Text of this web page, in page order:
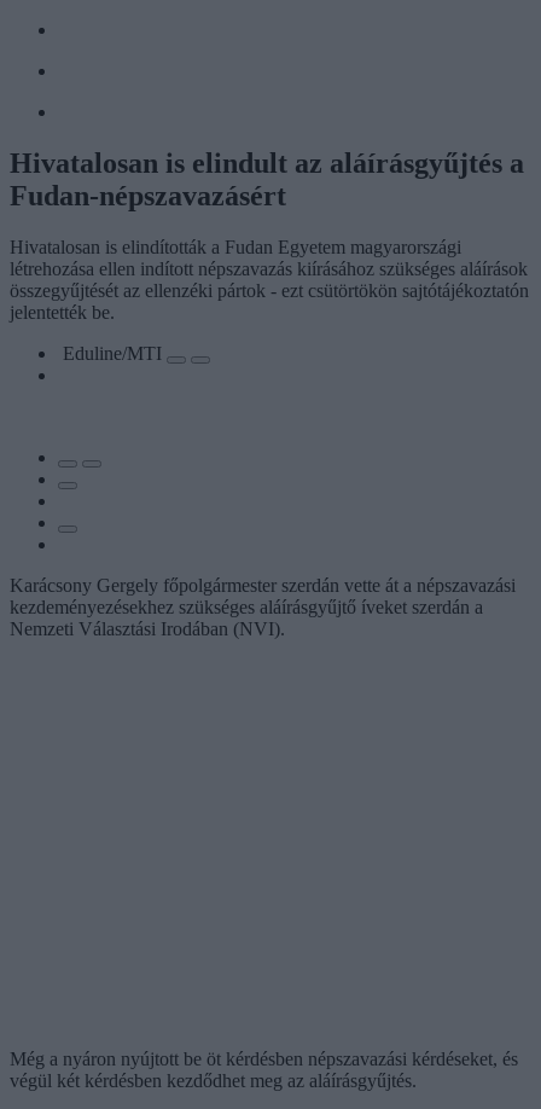
Hivatalosan is elindult az aláírásgyűjtés a
Fudan-népszavazásért
Hivatalosan is elindították a Fudan Egyetem magyarországi
létrehozása ellen indított népszavazás kiírásához szükséges aláírások
összegyűjtését az ellenzéki pártok - ezt csütörtökön sajtótájékoztatón
jelentették be.
Eduline/MTI
Karácsony Gergely főpolgármester szerdán vette át a népszavazási
kezdeményezésekhez szükséges aláírásgyűjtő íveket szerdán a
Nemzeti Választási Irodában (NVI).
Még a nyáron nyújtott be öt kérdésben népszavazási kérdéseket, és
végül két kérdésben kezdődhet meg az aláírásgyűjtés.